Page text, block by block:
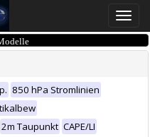
Toggle
850 hPa Stromlinien
2m Taupunkt CAPE/LI